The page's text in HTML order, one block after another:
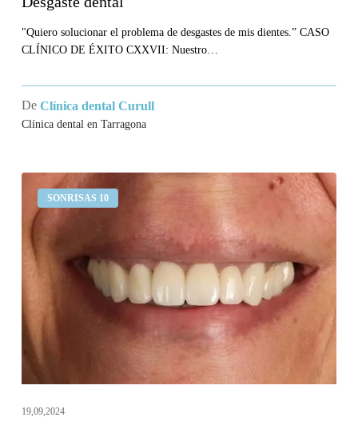
"Quiero solucionar el problema de desgastes de mis dientes.” CASO
CLÍNICO DE ÉXITO CXXVII: Nuestro…
De Clínica dental Curull
Clínica dental en Tarragona
SONRISAS 10
sangran
las
encías
me
gusta
estética
de
19,09,2024